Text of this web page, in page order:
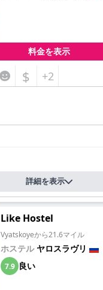
料金を表示
$ +2
詳細を表示
Like Hostel
Vyatskoyeから21.6マイル
ホステル ヤロスラヴリ
7.9 良い